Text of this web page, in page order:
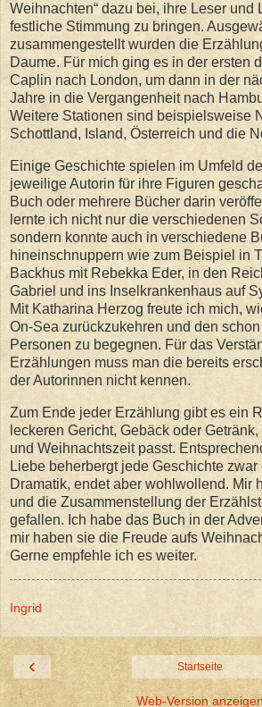
Weihnachten“ dazu bei, ihre Leser und
festliche Stimmung zu bringen.
zusammengestellt wurden die
Daume. Für mich ging es in der ersten
Caplin nach London, um dann in der
Jahre in die Vergangenheit nach
Weitere Stationen sind beispielsweise
Schottland, Island, Österreich und die
Einige Geschichte spielen im Umfeld
jeweilige Autorin für ihre Figuren
Buch oder mehrere Bücher darin
lernte ich nicht nur die verschiedenen
sondern konnte auch in verschiedene
hineinschnuppern wie zum Beispiel in
Backhus mit Rebekka Eder, in den
Gabriel und ins Inselkrankenhaus auf
Mit Katharina Herzog freute ich mich,
On-Sea zurückzukehren und den
Personen zu begegnen. Für das
Erzählungen muss man die bereits
der Autorinnen nicht kennen.
Zum Ende jeder Erzählung gibt es ein
leckeren Gericht, Gebäck oder
und Weihnachtszeit passt.
Liebe beherbergt jede Geschichte
Dramatik, endet aber wohlwollend. Mir
und die Zusammenstellung der
gefallen. Ich habe das Buch in der
mir haben sie die Freude aufs
Gerne empfehle ich es weiter.
Ingrid
‹ Startseite
Web-Version